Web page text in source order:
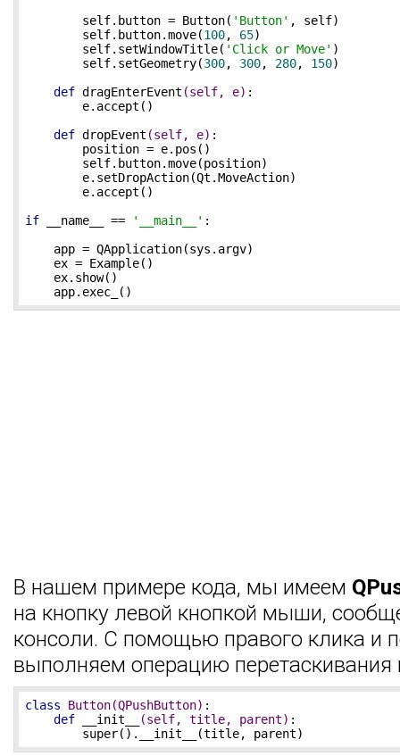
        self.button = Button(
'Button' , self)
        self.button.move(
100, 65)
        self.setWindowTitle(
'Click or Move' )
        self.setGeometry(
300, 300, 280, 150)
def dragEnterEvent (self, e) :
        e.accept()
def dropEvent (self, e) :
        position = e.pos()
        self.button.move(position)
        e.setDropAction(Qt.MoveAction)
        e.accept()
if __name__ == '__main__' :
    app = QApplication(sys.argv)
    ex = Example()
    ex.show()
    app.exec_()
В нашем примере кода, мы имеем
на кнопку левой кнопкой мыши,
консоли. С помощью правого клика и
выполняем операцию перетаскивания
class Button(QPushButton) :
def
__init__ (self, title, parent) :
        super().__init__(title, parent)